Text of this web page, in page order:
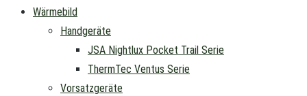
Wärmebild
Handgeräte
JSA Nightlux Pocket Trail Serie
ThermTec Ventus Serie
Vorsatzgeräte